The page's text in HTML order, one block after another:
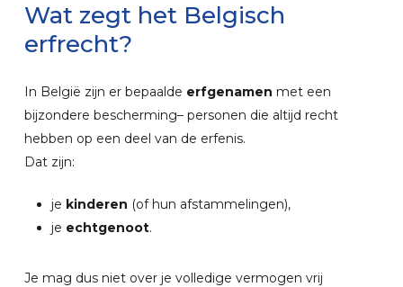
Wat zegt het Belgisch
erfrecht?
In België zijn er bepaalde erfgenamen met een
bijzondere bescherming– personen die altijd recht
hebben op een deel van de erfenis.
Dat zijn:
je kinderen (of hun afstammelingen),
je echtgenoot.
Je mag dus niet over je volledige vermogen vrij